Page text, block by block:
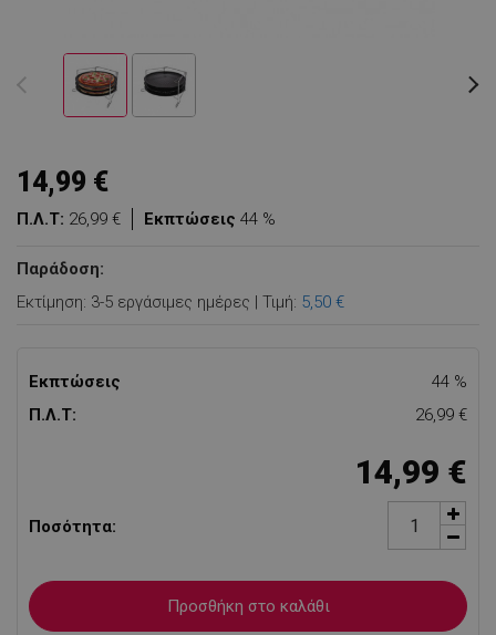
Εκπτώσεις 44 %
Π.Λ.Τ: 26,99 €
14,99 €
Παράδοση:
Εκτίμηση: 3-5 εργάσιμες ημέρες | Τιμή: 5,50 €
Εκπτώσεις
44 %
Π.Λ.Τ:
26,99 €
14,99 €
Ποσότητα:
Προσθήκη στο καλάθι